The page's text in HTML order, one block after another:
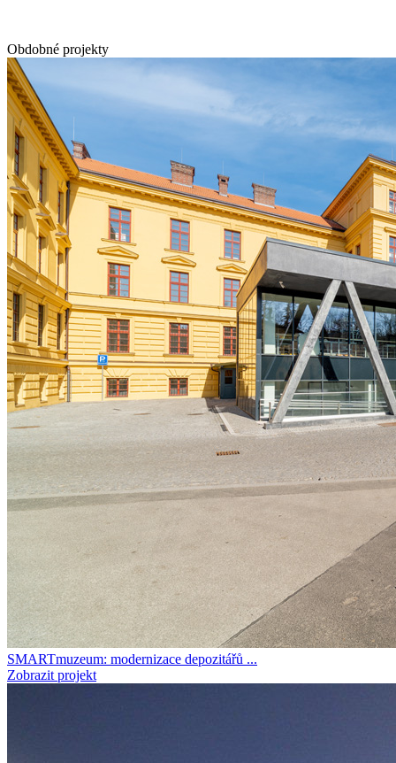
Obdobné projekty
SMARTmuzeum: modernizace depozitářů ...
Zobrazit projekt